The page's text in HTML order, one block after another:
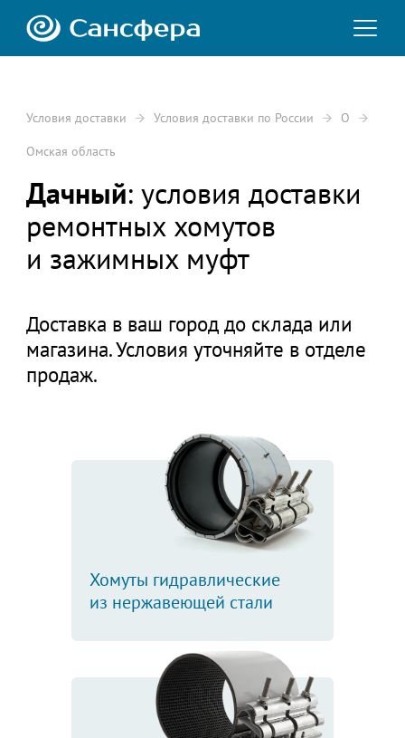
Условия доставки Условия доставки по России О
Омская область
Дачный: условия доставки
ремонтных хомутов
и зажимных муфт
Доставка в ваш город до склада или
магазина. Условия уточняйте в отделе
продаж.
Хомуты гидравлические
из нержавеющей стали